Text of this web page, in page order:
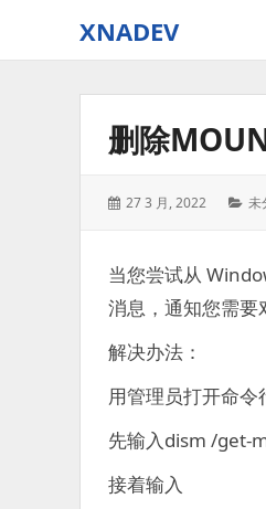
XNADEV
删除
Posted
27 3 月, 2022 未
当您尝试从
消息，通知您需要
解决办法：
用管理员打开命
先输入dism /get-
接着输入